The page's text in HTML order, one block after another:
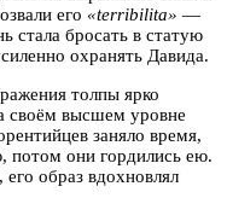
его «terribilita» —
бросать в статую
охранять Давида.
толпы ярко
своём высшем уровне
заняло время,
потом они гордились ею.
образ вдохновлял